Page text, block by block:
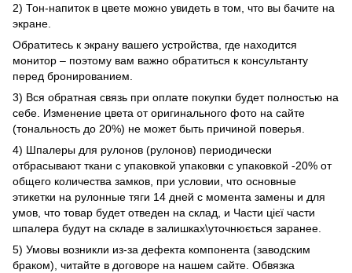
2) Тон-напиток в цвете можно увидеть в том, что вы бачите на
экране.
Обратитесь к экрану вашего устройства, где находится
монитор – поэтому вам важно обратиться к консультанту
перед бронированием.
3) Вся обратная связь при оплате покупки будет полностью на
себе. Изменение цвета от оригинального фото на сайте
(тональность до 20%) не может быть причиной поверья.
4) Шпалеры для рулонов (рулонов) периодически
отбрасывают ткани с упаковкой упаковки с упаковкой -20% от
общего количества замков, при условии, что основные
этикетки на рулонные тяги 14 дней с момента замены и для
умов, что товар будет отведен на склад, и Части цієї части
шпалера будут на складе в залишках\уточнюється заранее.
5) Умовы возникли из-за дефекта компонента (заводским
браком), читайте в договоре на нашем сайте. Обвязка